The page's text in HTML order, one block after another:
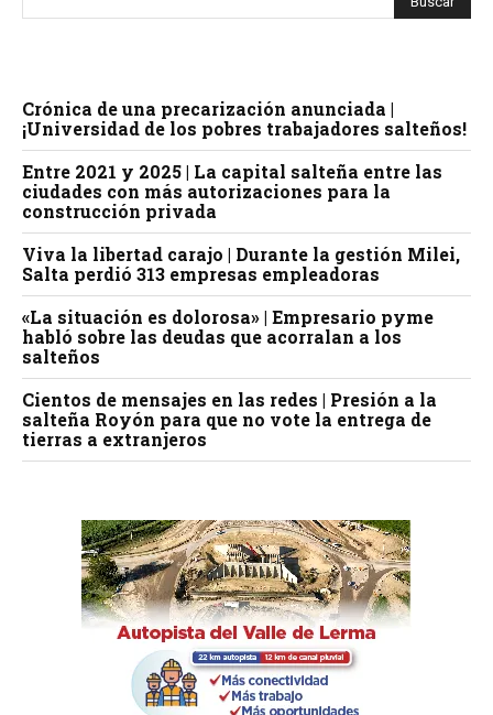
Crónica de una precarización anunciada |
¡Universidad de los pobres trabajadores salteños!
Entre 2021 y 2025 | La capital salteña entre las
ciudades con más autorizaciones para la
construcción privada
Viva la libertad carajo | Durante la gestión Milei,
Salta perdió 313 empresas empleadoras
«La situación es dolorosa» | Empresario pyme
habló sobre las deudas que acorralan a los
salteños
Cientos de mensajes en las redes | Presión a la
salteña Royón para que no vote la entrega de
tierras a extranjeros